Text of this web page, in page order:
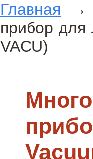
Главная
прибор для
VACU)